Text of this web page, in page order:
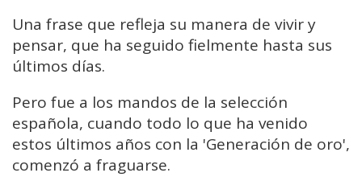
Una frase que refleja su manera de vivir y
pensar, que ha seguido fielmente hasta sus
últimos días.
Pero fue a los mandos de la selección
española, cuando todo lo que ha venido
estos últimos años con la 'Generación de oro',
comenzó a fraguarse.